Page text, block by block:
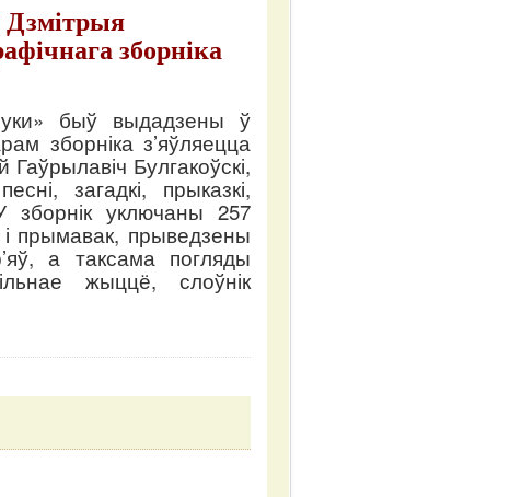
Дзмітрыя
зборніка
быў выдадзены ў
зборніка з’яўляецца
Булгакоўскі,
загадкі, прыказкі,
уключаны 257
прымавак, прыведзены
а таксама погляды
жыццё, слоўнік